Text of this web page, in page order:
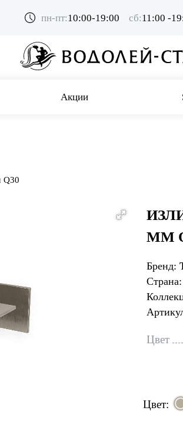
пн-пт:10:00-19:00 сб:11:00 -
Акции
Q30
ММ
Бренд:
Страна:
Цвет
Цвет: